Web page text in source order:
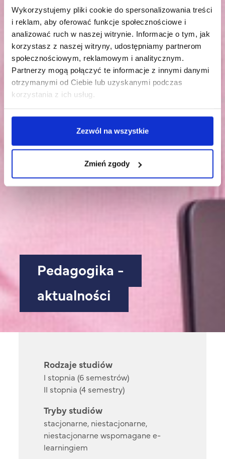
Wykorzystujemy pliki cookie do spersonalizowania treści
i reklam, aby oferować funkcje społecznościowe i
analizować ruch w naszej witrynie. Informacje o tym, jak
korzystasz z naszej witryny, udostępniamy partnerom
społecznościowym, reklamowym i analitycznym.
Partnerzy mogą połączyć te informacje z innymi danymi
otrzymanymi od Ciebie lub uzyskanymi podczas
korzystania z ich usług.
Zezwól na wszystkie
Zmień zgody
Pedagogika -
aktualności
Rodzaje studiów
I stopnia (6 semestrów)
II stopnia (4 semestry)
Tryby studiów
stacjonarne, niestacjonarne,
niestacjonarne wspomagane e-
learningiem